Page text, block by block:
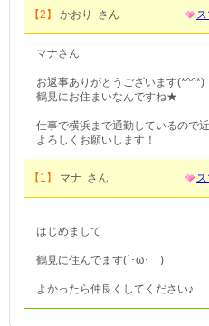
【2】 かおり さん
マナさん
お返事ありがとうございます(*^^*)
鶴見にお住まいなんですね★
仕事で横浜まで通勤しているので
よろしくお願いします！
【1】 マナ さん
はじめまして
鶴見に住んでます(´･ω･｀)
よかったら仲良くしてください♪